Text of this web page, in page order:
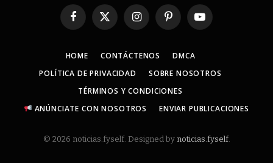
Facebook
X
InstagramPinterestYouTube
HOME CONTÁCTENOS
DMCA
POLÍTICA DE PRIVACIDAD
SOBRE NOSOTROS
TÉRMINOS Y CONDICIONES
ANÚNCIATE CON NOSOTROS
ENVIAR PUBLICACIONES
© 2026 noticias.fyself. Designed by noticias.fyself.